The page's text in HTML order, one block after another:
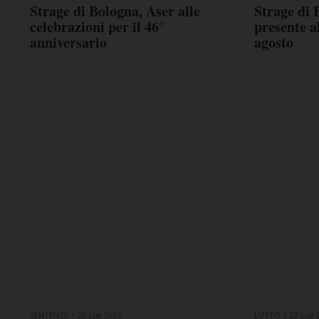
Strage di Bologna, Aser alle
celebrazioni per il 46°
anniversario
Strage di
presente
agosto
SENTENZE LUTTO